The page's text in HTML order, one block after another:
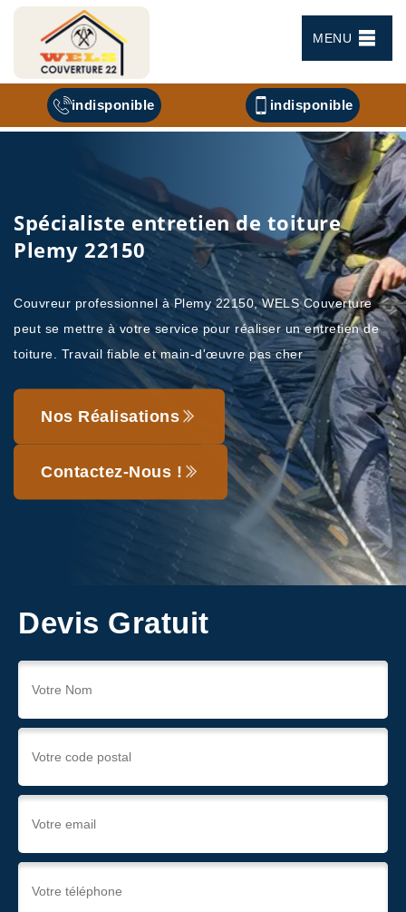
MENU
indisponible indisponible
Spécialiste entretien de toiture
Plemy 22150
Couvreur professionnel à Plemy 22150, WELS Couverture
peut se mettre à votre service pour réaliser un entretien de
toiture. Travail fiable et main-d'œuvre pas cher
Nos Réalisations
Contactez-Nous !
Devis Gratuit